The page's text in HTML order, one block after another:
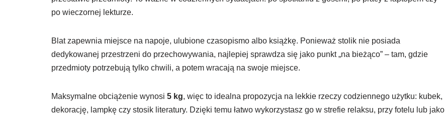
po wieczornej lekturze.
Blat zapewnia miejsce na napoje, ulubione czasopismo albo książkę. Ponieważ stolik nie posiada
dedykowanej przestrzeni do przechowywania, najlepiej sprawdza się jako punkt „na bieżąco” – tam, gdzie
przedmioty potrzebują tylko chwili, a potem wracają na swoje miejsce.
Maksymalne obciążenie wynosi 5 kg, więc to idealna propozycja na lekkie rzeczy codziennego użytku: kubek,
dekorację, lampkę czy stosik literatury. Dzięki temu łatwo wykorzystasz go w strefie relaksu, przy fotelu lub jako